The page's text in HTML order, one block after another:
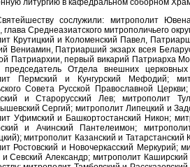
литургию в кафедральном соборном
сослужили: митрополит
глава Среднеазиатского митрополичьего
Крутицкий и Коломенский Павел,
Вениамин, Патриарший экзарх всея
Патриархии, первый викарий Патриарха
председатель Отдела внешних
Пермский и Кунгурский Мефодий;
Совета Русской Православной
и Старорусский Лев; митрополит
Сергий; митрополит Липецкий и
Уфимский и Башкортостанский Никон;
и Ачинский Пантелеимон;
митрополит Казанский и
Ростовский и Новочеркасский Меркурий;
и Севский Александр; митрополит